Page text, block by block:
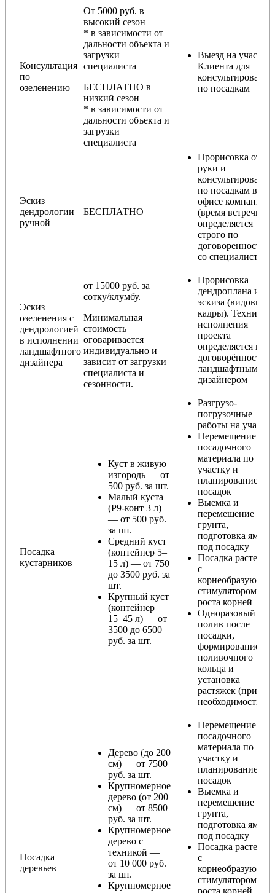
Консультация
по
озеленению
От 5000 руб. в
высокий сезон
* в зависимости от
дальности объекта и
загрузки
специалиста
БЕСПЛАТНО в
низкий сезон
* в зависимости от
дальности объекта и
загрузки
специалиста
Выезд на участок
Клиента для
консультирования
по посадкам
Эскиз
дендрологии
ручной
БЕСПЛАТНО
Прорисовка от
руки и
консультирование
по посадкам в
офисе компании
(время встречи
определяется
строго по
договоренности
со специалистом)
Эскиз
озеленения с
дендрологией
в исполнении
ландшафтного
дизайнера
от 15000 руб. за
сотку/клумбу.
Минимальная
стоимость
оговаривается
индивидуально и
зависит от загрузки
специалиста и
сезонности.
Прорисовка
дендроплана и
эскиза (видовые
кадры). Техника
исполнения
проекта
определяется по
договорённости с
ландшафтным
дизайнером
Посадка
кустарников
Куст в живую
изгородь — от
500 руб. за шт.
Малый куста
(Р9-конт 3 л)
— от 500 руб.
за шт.
Средний куст
(контейнер 5–
15 л) — от 750
до 3500 руб. за
шт.
Крупный куст
(контейнер
15–45 л) — от
3500 до 6500
руб. за шт.
Разгрузо-
погрузочные
работы на участке
Перемещение
посадочного
материала по
участку и
планирование
посадок
Выемка и
перемещение
грунта,
подготовка ямы
под посадку
Посадка растения
с
корнеобразующим
стимулятором
роста корней
Одноразовый
полив после
посадки,
формирование
поливочного
кольца и
установка
растяжек (при
необходимости)
Посадка
деревьев
Дерево (до 200
см) — от 7500
руб. за шт.
Крупномерное
дерево (от 200
см) — от 8500
руб. за шт.
Крупномерное
дерево с
техникой —
от 10 000 руб.
за шт.
Крупномерное
Перемещение
посадочного
материала по
участку и
планирование
посадок
Выемка и
перемещение
грунта,
подготовка ямы
под посадку
Посадка растения
с
корнеобразующим
стимулятором
роста корней